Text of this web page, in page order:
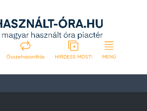
Összehasonlítás HIRDESS MOST! MENÜ